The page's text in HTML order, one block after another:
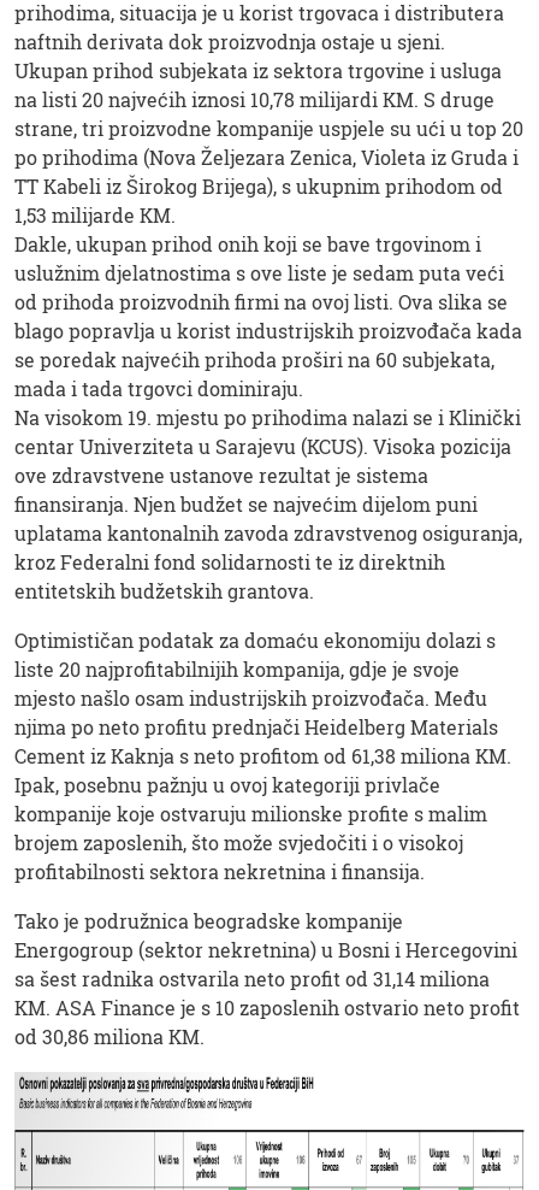
prihodima, situacija je u korist trgovaca i distributera
naftnih derivata dok proizvodnja ostaje u sjeni.
Ukupan prihod subjekata iz sektora trgovine i usluga
na listi 20 najvećih iznosi 10,78 milijardi KM. S druge
strane, tri proizvodne kompanije uspjele su ući u top 20
po prihodima (Nova Željezara Zenica, Violeta iz Gruda i
TT Kabeli iz Širokog Brijega), s ukupnim prihodom od
1,53 milijarde KM.
Dakle, ukupan prihod onih koji se bave trgovinom i
uslužnim djelatnostima s ove liste je sedam puta veći
od prihoda proizvodnih firmi na ovoj listi. Ova slika se
blago popravlja u korist industrijskih proizvođača kada
se poredak najvećih prihoda proširi na 60 subjekata,
mada i tada trgovci dominiraju.
Na visokom 19. mjestu po prihodima nalazi se i Klinički
centar Univerziteta u Sarajevu (KCUS). Visoka pozicija
ove zdravstvene ustanove rezultat je sistema
finansiranja. Njen budžet se najvećim dijelom puni
uplatama kantonalnih zavoda zdravstvenog osiguranja,
kroz Federalni fond solidarnosti te iz direktnih
entitetskih budžetskih grantova.
Optimističan podatak za domaću ekonomiju dolazi s
liste 20 najprofitabilnijih kompanija, gdje je svoje
mjesto našlo osam industrijskih proizvođača. Među
njima po neto profitu prednjači Heidelberg Materials
Cement iz Kaknja s neto profitom od 61,38 miliona KM.
Ipak, posebnu pažnju u ovoj kategoriji privlače
kompanije koje ostvaruju milionske profite s malim
brojem zaposlenih, što može svjedočiti i o visokoj
profitabilnosti sektora nekretnina i finansija.
Tako je podružnica beogradske kompanije
Energogroup (sektor nekretnina) u Bosni i Hercegovini
sa šest radnika ostvarila neto profit od 31,14 miliona
KM. ASA Finance je s 10 zaposlenih ostvario neto profit
od 30,86 miliona KM.